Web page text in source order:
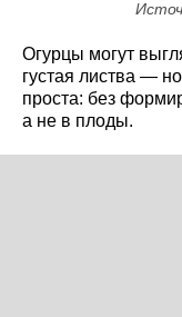
Огурцы могут
густая листва —
проста: без
а не в плоды.